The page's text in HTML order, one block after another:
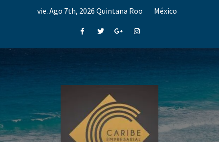
vie. Ago 7th, 2026 Quintana Roo México
FacebookTwitterGoogle+Instagram